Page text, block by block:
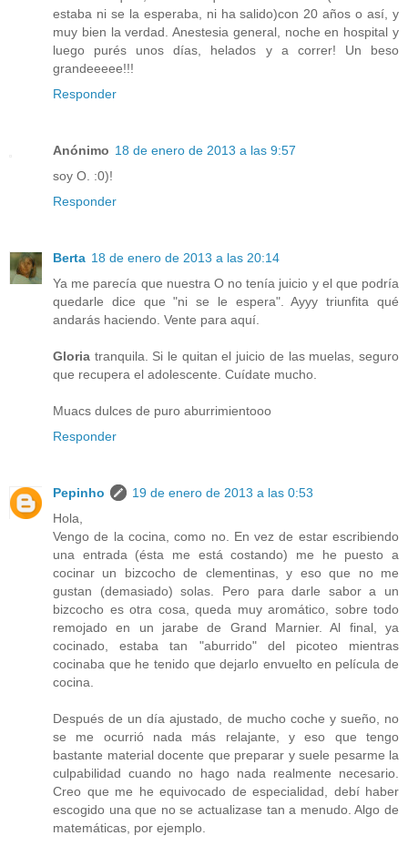
estaba ni se la esperaba, ni ha salido)con 20 años o así, y
muy bien la verdad. Anestesia general, noche en hospital y
luego purés unos días, helados y a correr! Un beso
grandeeeee!!!
Responder
Anónimo 18 de enero de 2013 a las 9:57
soy O. :0)!
Responder
Berta 18 de enero de 2013 a las 20:14
Ya me parecía que nuestra O no tenía juicio y el que podría
quedarle dice que "ni se le espera". Ayyy triunfita qué
andarás haciendo. Vente para aquí.
Gloria tranquila. Si le quitan el juicio de las muelas, seguro
que recupera el adolescente. Cuídate mucho.
Muacs dulces de puro aburrimientooo
Responder
Pepinho
19 de enero de 2013 a las 0:53
Hola,
Vengo de la cocina, como no. En vez de estar escribiendo
una entrada (ésta me está costando) me he puesto a
cocinar un bizcocho de clementinas, y eso que no me
gustan (demasiado) solas. Pero para darle sabor a un
bizcocho es otra cosa, queda muy aromático, sobre todo
remojado en un jarabe de Grand Marnier. Al final, ya
cocinado, estaba tan "aburrido" del picoteo mientras
cocinaba que he tenido que dejarlo envuelto en película de
cocina.
Después de un día ajustado, de mucho coche y sueño, no
se me ocurrió nada más relajante, y eso que tengo
bastante material docente que preparar y suele pesarme la
culpabilidad cuando no hago nada realmente necesario.
Creo que me he equivocado de especialidad, debí haber
escogido una que no se actualizase tan a menudo. Algo de
matemáticas, por ejemplo.